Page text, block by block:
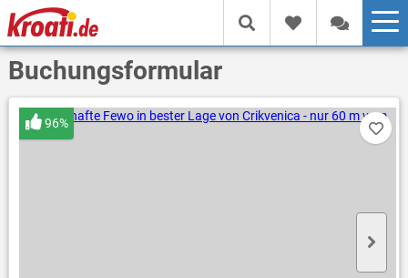
Buchungsformular
96%